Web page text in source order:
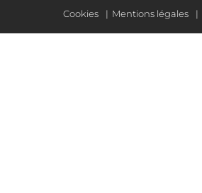
Cookies Mentions légales